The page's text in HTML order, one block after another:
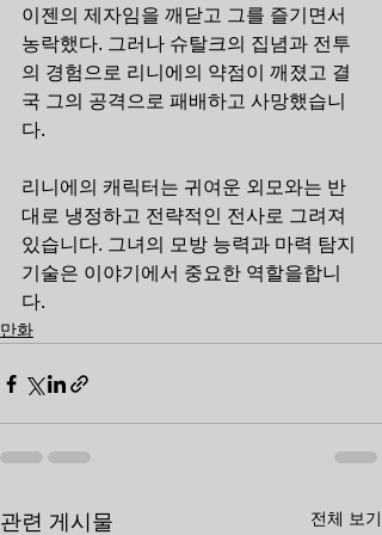
이젠의 제자임을 깨닫고 그를 즐기면서
농락했다. 그러나 슈탈크의 집념과 전투
의 경험으로 리니에의 약점이 깨졌고 결
국 그의 공격으로 패배하고 사망했습니
다.
리니에의 캐릭터는 귀여운 외모와는 반
대로 냉정하고 전략적인 전사로 그려져
있습니다. 그녀의 모방 능력과 마력 탐지
기술은 이야기에서 중요한 역할을합니
다.
만화
관련 게시물 전체 보기